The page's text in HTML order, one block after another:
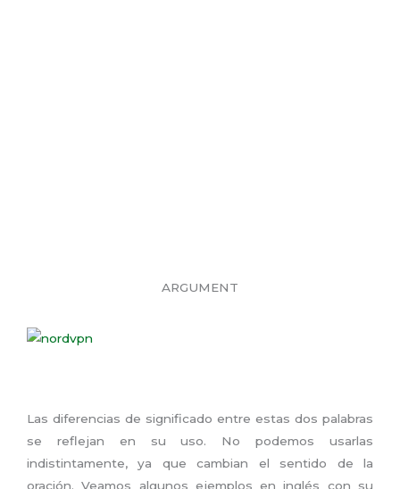
ARGUMENT
Las diferencias de significado entre estas dos palabras
se reflejan en su uso. No podemos usarlas
indistintamente, ya que cambian el sentido de la
oración. Veamos algunos ejemplos en inglés con su